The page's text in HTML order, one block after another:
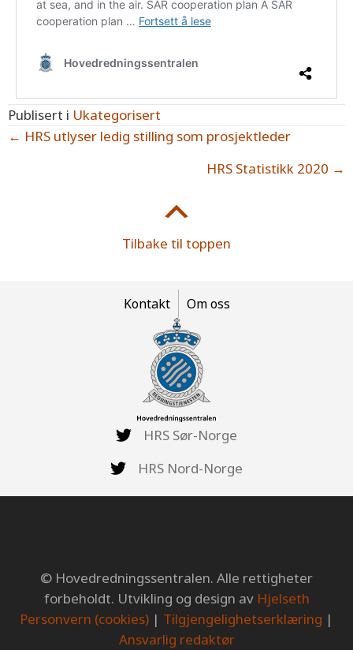
Publisert i Ukategorisert
Posts
← HRS utlyser ledig stilling som prosjektleder
HRS Statistikk 2020 →
Tilbake til toppen
Kontakt Om oss
HRS Sør-Norge
HRS Nord-Norge
© Hovedredningssentralen. Alle rettigheter
forbeholdt. Utvikling og design av Hjelseth
Personvern (cookies) | Tilgjengelighetserklæring |
Ansvarlig redaktør